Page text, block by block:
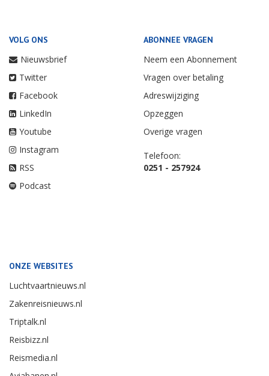
VOLG ONS
Nieuwsbrief
Twitter
Facebook
LinkedIn
Youtube
Instagram
RSS
Podcast
ABONNEE VRAGEN
Neem een Abonnement
Vragen over betaling
Adreswijziging
Opzeggen
Overige vragen
Telefoon:
0251 - 257924
ONZE WEBSITES
Luchtvaartnieuws.nl
Zakenreisnieuws.nl
Triptalk.nl
Reisbizz.nl
Reismedia.nl